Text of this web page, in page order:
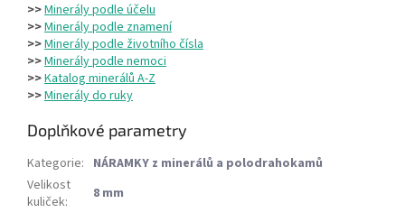
>>Minerály podle účelu
>>Minerály podle znamení
>>Minerály podle životního čísla
>>Minerály podle nemoci
>>Katalog minerálů A-Z
>>Minerály do ruky
Doplňkové parametry
Kategorie: NÁRAMKY z minerálů a polodrahokamů
Velikost
kuliček:
8 mm